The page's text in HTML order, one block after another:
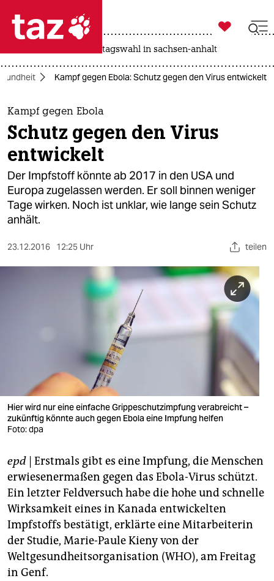
 taz zahl ich
taz zahl ich
themen
politik
öko
gesellschaft
kultur
sport
veranstaltungen
shop
fragen & hilfe
unterstützen
abo
genossenschaft
epaper login

taz zahl ich
landtagswahl in sachsen-anhalt
Kampf gegen Ebola: Schutz gegen den Virus entwickelt
Kampf gegen Ebola
Schutz gegen den Virus
entwickelt
Der Impfstoff könnte ab 2017 in den USA und
Europa zugelassen werden. Er soll binnen weniger
Tage wirken. Noch ist unklar, wie lange sein Schutz
anhält.
23.12.2016 12:25 Uhr teilen
Hier wird nur eine einfache Grippeschutzimpfung verabreicht –
zukünftig könnte auch gegen Ebola eine Impfung helfen
Foto: dpa
epd | Erstmals gibt es eine Impfung, die Menschen
erwiesenermaßen gegen das Ebola-Virus schützt.
Ein letzter Feldversuch habe die hohe und schnelle
Wirksamkeit eines in Kanada entwickelten
Impfstoffs bestätigt, erklärte eine Mitarbeiterin
der Studie, Marie-Paule Kieny von der
Weltgesundheitsorganisation (WHO), am Freitag
in Genf.